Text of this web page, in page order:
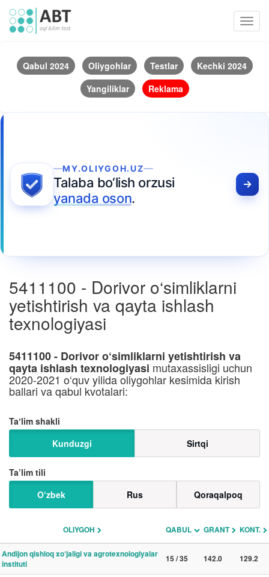
Qabul 2024 Oliygohlar Testlar
Kechki 2024
Yangiliklar
Reklama
MY.OLIYGOH.UZ
Talaba bo‘lish orzusi
yanada oson.
5411100 - Dorivor o‘simliklarni
yetishtirish va qayta ishlash
texnologiyasi
5411100 - Dorivor o‘simliklarni yetishtirish va
qayta ishlash texnologiyasi mutaxassisligi uchun
2020-2021 o‘quv yilida oliygohlar kesimida kirish
ballari va qabul kvotalari:
Taʼlim shakli
Kunduzgi
Sirtqi
Ta’lim tili
O‘zbek
Rus Qoraqalpoq
OLIYGOH QABUL GRANT KONT.
Andijon qishloq xo‘jaligi va agrotexnologiyalar
instituti
15 / 35 142.0 129.2